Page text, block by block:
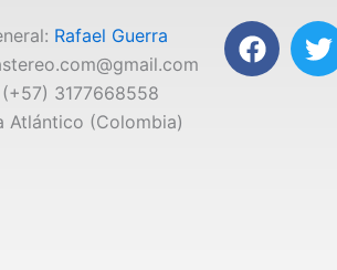
Rafael Guerra
3177668558
Atlántico (Colombia)
F
a
T